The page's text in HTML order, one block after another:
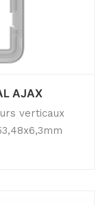
AJAX
verticaux